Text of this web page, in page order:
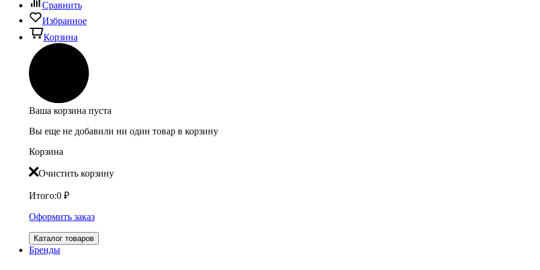
Сравнить
Избранное
Корзина
Ваша корзина пуста
Вы еще не добавили ни один товар в корзину
Корзина
Очистить корзину
Итого:0 ₽
Оформить заказ
Каталог товаров
Бренды